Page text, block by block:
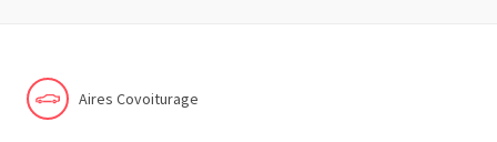
Aires Covoiturage